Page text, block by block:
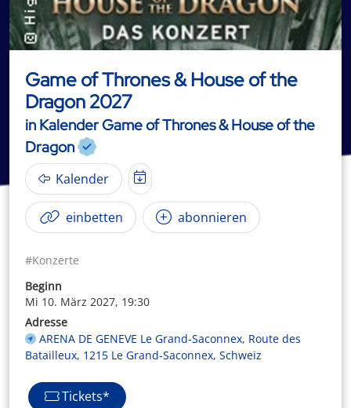
Game of Thrones & House of the
Dragon 2027
in Kalender Game of Thrones & House of the
Dragon
Kalender
einbetten abonnieren
#Konzerte
Beginn
Mi 10. März 2027, 19:30
Adresse
ARENA DE GENEVE Le Grand-Saconnex, Route des
Batailleux, 1215 Le Grand-Saconnex, Schweiz
Tickets*